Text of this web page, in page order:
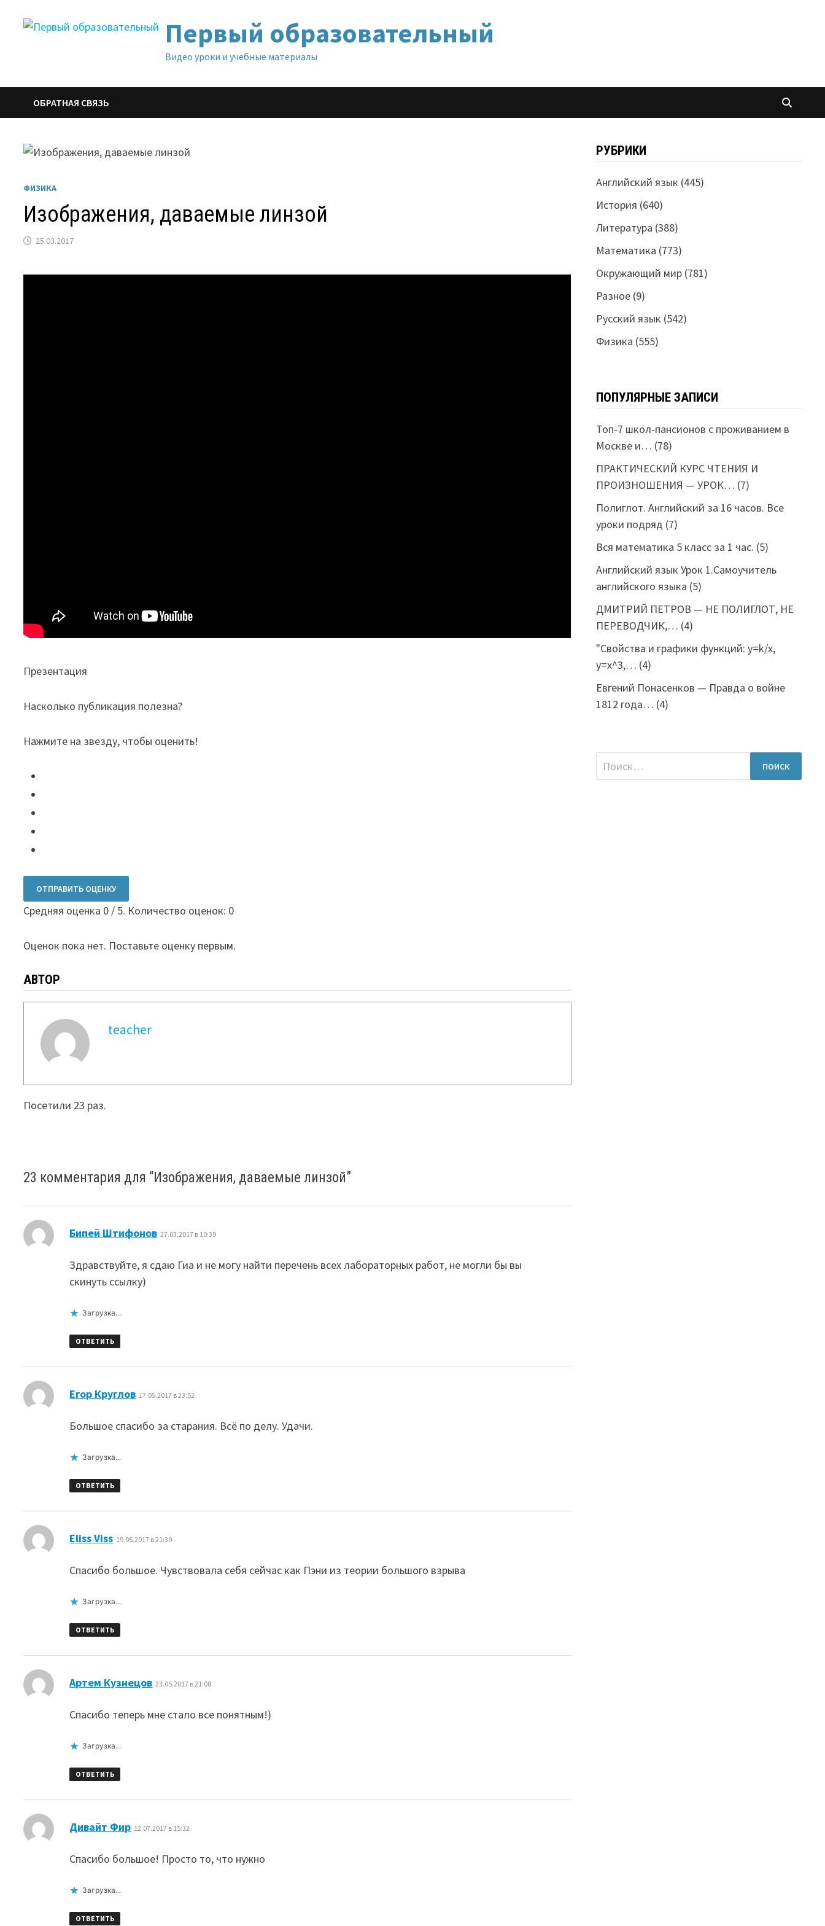
Первый образовательный
Видео уроки и учебные материалы
ОБРАТНАЯ СВЯЗЬ
ФИЗИКА
Изображения, даваемые линзой
25.03.2017
Презентация
Насколько публикация полезна?
Нажмите на звезду, чтобы оценить!
ОТПРАВИТЬ ОЦЕНКУ
Средняя оценка 0 / 5. Количество оценок: 0
Оценок пока нет. Поставьте оценку первым.
АВТОР
teacher
Посетили 23 раз.
23 комментария для “Изображения, даваемые линзой”
Бипей Штифонов 27.03.2017 в 10:39
Здравствуйте, я сдаю Гиа и не могу найти перечень всех лабораторных работ, не могли бы вы
скинуть ссылку)
Загрузка...
ОТВЕТИТЬ
Егор Круглов 17.05.2017 в 23:52
Большое спасибо за старания. Всё по делу. Удачи.
Загрузка...
ОТВЕТИТЬ
Eliss Viss 19.05.2017 в 21:39
Спасибо большое. Чувствовала себя сейчас как Пэни из теории большого взрыва
Загрузка...
ОТВЕТИТЬ
Артем Кузнецов 23.05.2017 в 21:08
Спасибо теперь мне стало все понятным!)
Загрузка...
ОТВЕТИТЬ
Дивайт Фир 12.07.2017 в 15:32
Спасибо большое! Просто то, что нужно
Загрузка...
ОТВЕТИТЬ
РУБРИКИ
Английский язык (445)
История (640)
Литература (388)
Математика (773)
Окружающий мир(781)
Разное(9)
Русский язык (542)
Физика (555)
ПОПУЛЯРНЫЕ ЗАПИСИ
Топ-7 школ-пансионов с проживанием в
Москве и… (78)
ПРАКТИЧЕСКИЙ КУРС ЧТЕНИЯ И
ПРОИЗНОШЕНИЯ — УРОК… (7)
Полиглот. Английский за 16 часов. Все
уроки подряд (7)
Вся математика 5 класс за 1 час. (5)
Английский язык Урок 1.Самоучитель
английского языка (5)
ДМИТРИЙ ПЕТРОВ — НЕ ПОЛИГЛОТ, НЕ
ПЕРЕВОДЧИК,… (4)
"Свойства и графики функций: y=k/x,
y=x^3,… (4)
Евгений Понасенков — Правда о войне
1812 года… (4)
Найти: